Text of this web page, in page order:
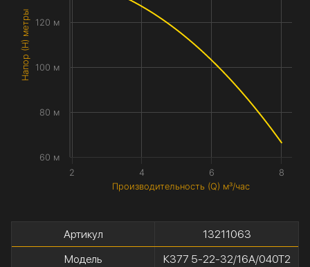
Производительность (Q) м³/час
Напор (H) метры
2 4 6 8
60 м
80 м
100 м
120 м
Артикул
13211063
Модель
К377 5-22-32/16А/040Т2